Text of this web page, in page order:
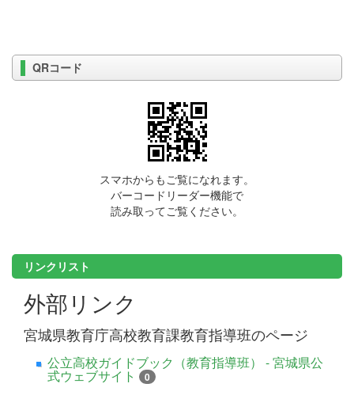
QRコード
スマホからもご覧になれます。
バーコードリーダー機能で
読み取ってご覧ください。
リンクリスト
外部リンク
宮城県教育庁高校教育課教育指導班のページ
公立高校ガイドブック（教育指導班） - 宮城県公
式ウェブサイト 0